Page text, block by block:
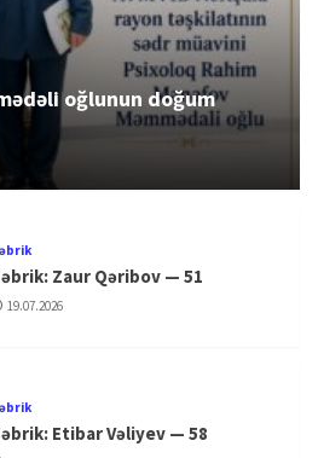
oğlunun doğum
Zaur Qəribov — 51
19.07.2026
Etibar Vəliyev — 58